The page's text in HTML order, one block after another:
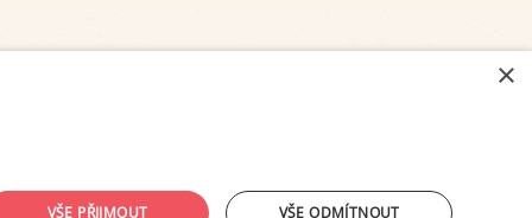
×
VŠE PŘIJMOUT VŠE ODMÍTNOUT